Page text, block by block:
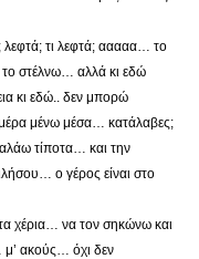
λεφτά; τι λεφτά; ααααα… το
στέλνω… αλλά κι εδώ
κι εδώ.. δεν μπορώ
μένω μέσα… κατάλαβες;
τίποτα… και την
ο γέρος είναι στο
χέρια… να τον σηκώνω και
ακούς… όχι δεν